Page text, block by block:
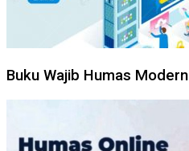
Buku Wajib Humas Modern